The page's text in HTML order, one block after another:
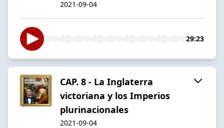
2021-09-04
29:23
CAP. 8 - La Inglaterra
victoriana y los Imperios
plurinacionales
2021-09-04